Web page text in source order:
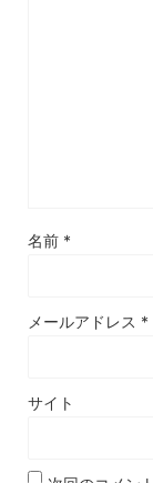
名前 *
メールアドレス *
サイト